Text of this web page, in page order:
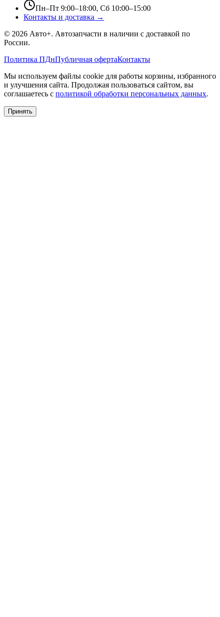
Пн–Пт 9:00–18:00, Сб 10:00–15:00
Контакты и доставка →
© 2026 Авто+. Автозапчасти в наличии с доставкой по
России.
Политика ПДнПубличная офертаКонтакты
Мы используем файлы cookie для работы корзины, избранного
и улучшения сайта. Продолжая пользоваться сайтом, вы
соглашаетесь с политикой обработки персональных данных.
Принять